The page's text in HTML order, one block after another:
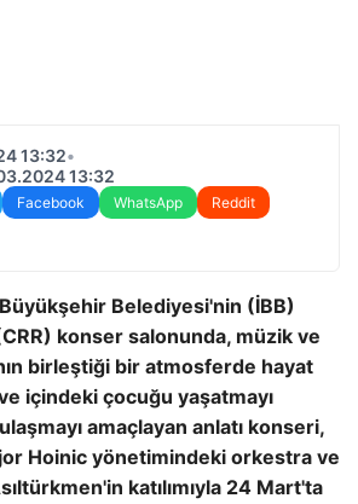
13:32•
13:32
Facebook WhatsApp
Reddit
Belediyesi'nin (İBB)
konser salonunda, müzik ve
birleştiği bir atmosferde hayat
içindeki çocuğu yaşatmayı
amaçlayan anlatı konseri,
Hoinic yönetimindeki orkestra ve
katılımıyla 24 Mart'ta